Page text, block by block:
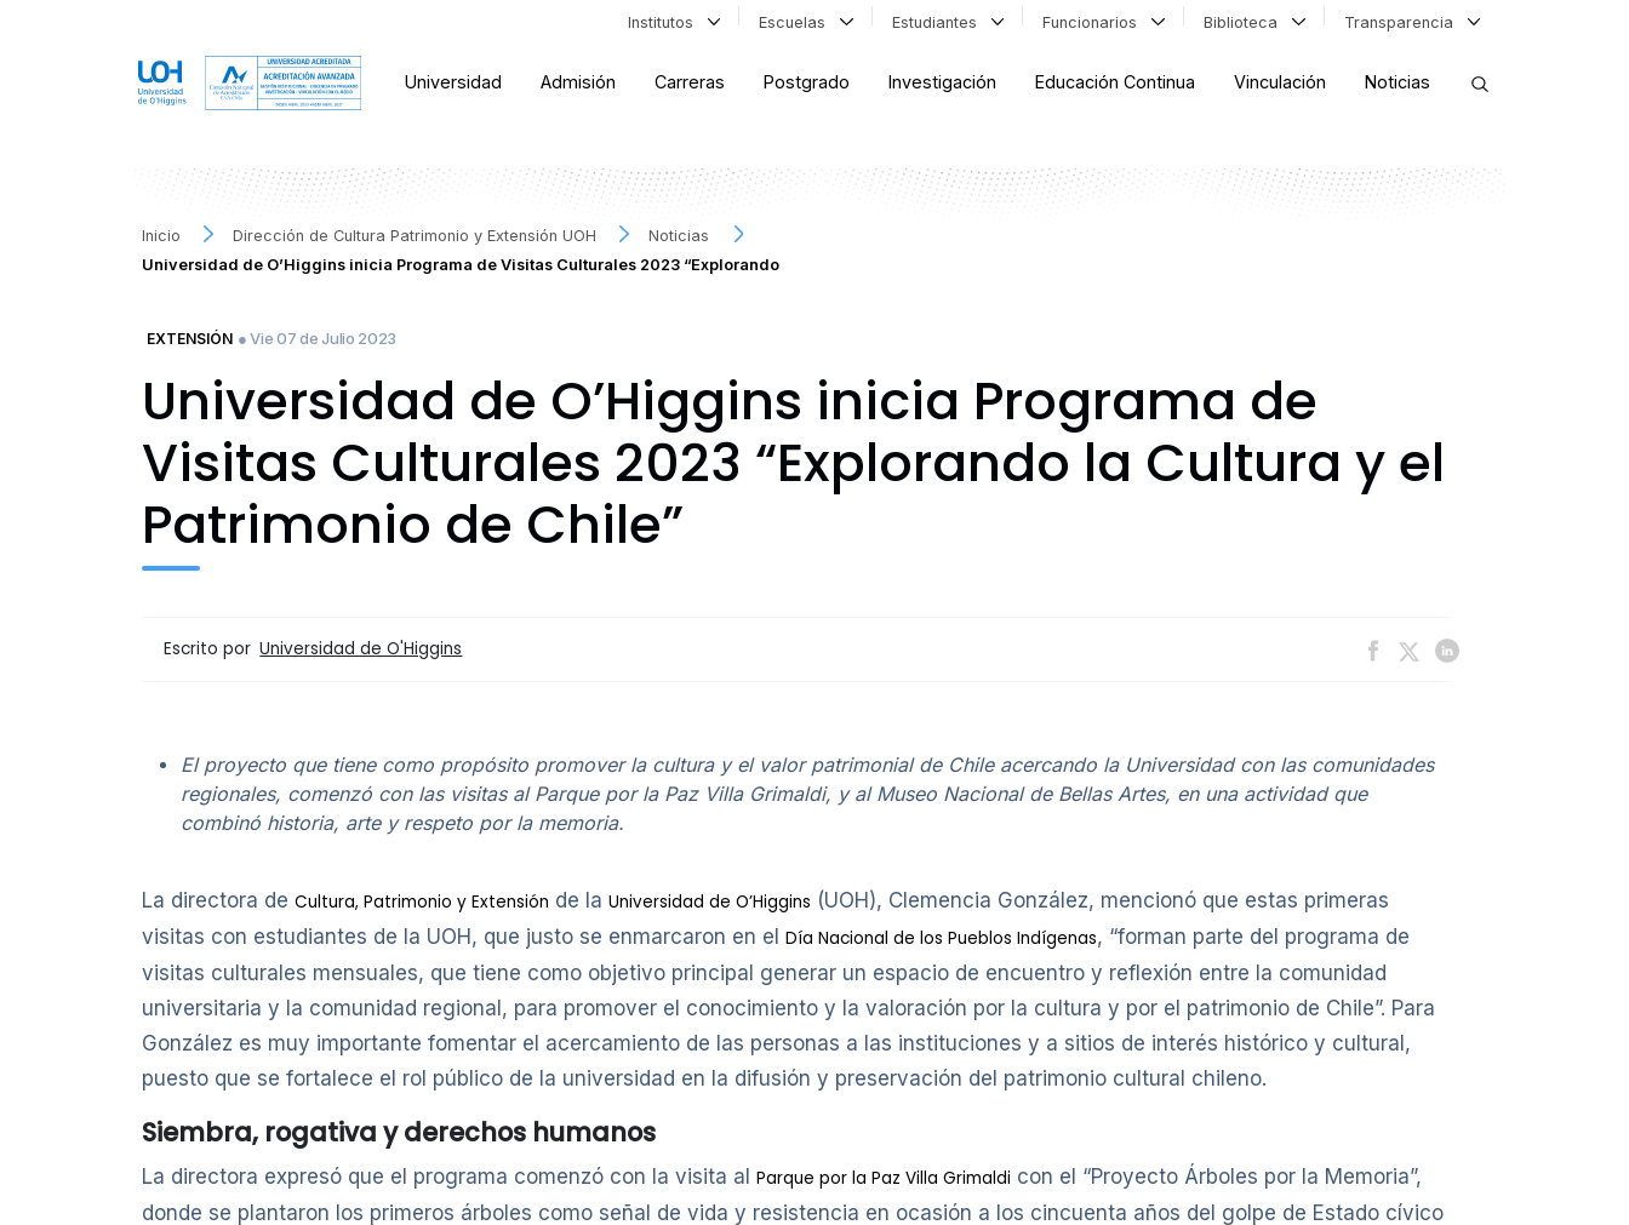
Institutos Escuelas Estudiantes Funcionarios Biblioteca Transparencia
Universidad Admisión Carreras Postgrado Investigación Educación Continua Vinculación Noticias
Inicio Dirección de Cultura Patrimonio y Extensión UOH
Noticias
Universidad de O’Higgins inicia Programa de Visitas Culturales 2023 “Explorando
EXTENSIÓN ● Vie 07 de Julio 2023
Universidad de O’Higgins inicia Programa de
Visitas Culturales 2023 “Explorando la Cultura y el
Patrimonio de Chile”
Escrito por Universidad de O'Higgins
El proyecto que tiene como propósito promover la cultura y el valor patrimonial de Chile acercando la Universidad con las comunidades
regionales, comenzó con las visitas al Parque por la Paz Villa Grimaldi, y al Museo Nacional de Bellas Artes, en una actividad que
combinó historia, arte y respeto por la memoria.
La directora de Cultura, Patrimonio y Extensión de la Universidad de O’Higgins (UOH), Clemencia González, mencionó que estas primeras
visitas con estudiantes de la UOH, que justo se enmarcaron en el Día Nacional de los Pueblos Indígenas, “forman parte del programa de
visitas culturales mensuales, que tiene como objetivo principal generar un espacio de encuentro y reflexión entre la comunidad
universitaria y la comunidad regional, para promover el conocimiento y la valoración por la cultura y por el patrimonio de Chile”. Para
González es muy importante fomentar el acercamiento de las personas a las instituciones y a sitios de interés histórico y cultural,
puesto que se fortalece el rol público de la universidad en la difusión y preservación del patrimonio cultural chileno.
Siembra, rogativa y derechos humanos
La directora expresó que el programa comenzó con la visita al Parque por la Paz Villa Grimaldi con el “Proyecto Árboles por la Memoria”,
donde se plantaron los primeros árboles como señal de vida y resistencia en ocasión a los cincuenta años del golpe de Estado cívico